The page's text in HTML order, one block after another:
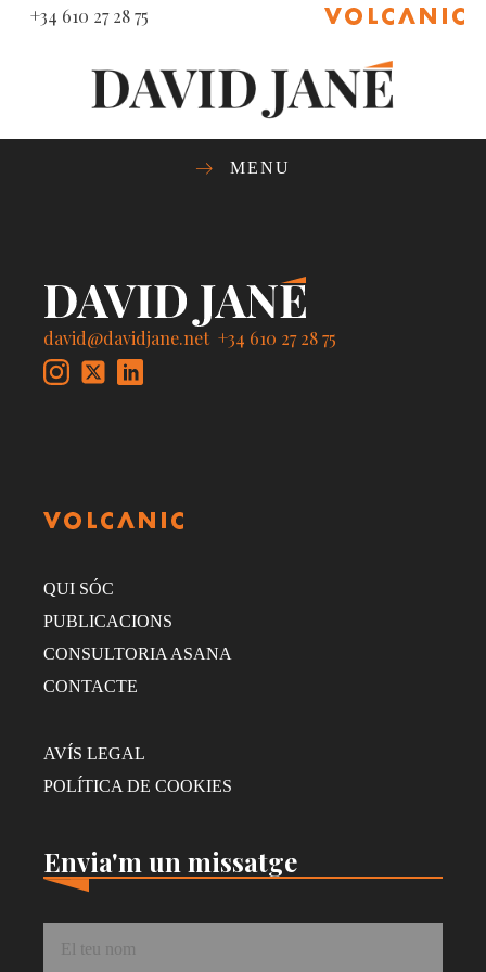
+34 610 27 28 75
MENU
david@davidjane.net +34 610 27 28 75
QUI SÓC
PUBLICACIONS
CONSULTORIA ASANA
CONTACTE
AVÍS LEGAL
POLÍTICA DE COOKIES
Envia'm un missatge
Nom *